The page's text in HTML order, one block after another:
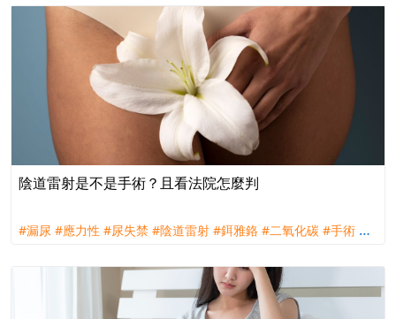
陰道雷射是不是手術？且看法院怎麼判
#漏尿 #應力性 #尿失禁 #陰道雷射 #鉺雅鉻 #二氧化碳 #手術 #